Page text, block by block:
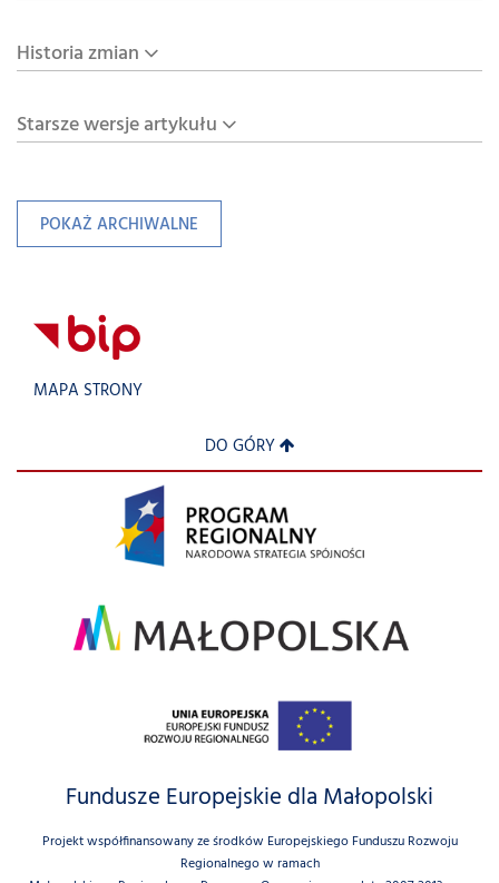
Historia zmian
Starsze wersje artykułu
POKAŻ ARCHIWALNE
MAPA STRONY
DO GÓRY
Fundusze Europejskie dla Małopolski
Projekt współfinansowany ze środków Europejskiego Funduszu Rozwoju
Regionalnego w ramach